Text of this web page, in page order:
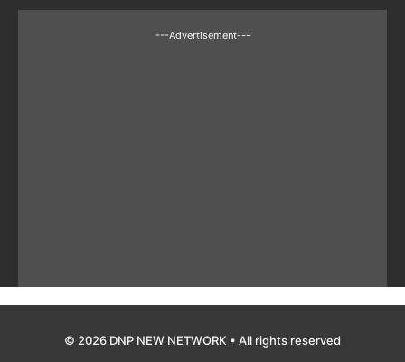
---Advertisement---
© 2026 DNP NEW NETWORK • All rights reserved